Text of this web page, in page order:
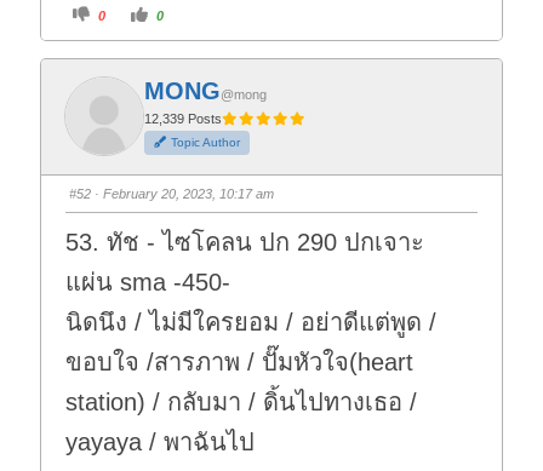
C
i
k
f
t
h
m
d
o
n
.
0
C
i
k
o
r
t
h
u
m
u
p
0
MONG@mong
12,339 Posts
Topic Author
#52 · February 20, 2023, 10:17 am
53. ทัช - ไซโคลน ปก 290 ปกเจาะ
แผ่น sma -450-
นิดนึง / ไม่มีใครยอม / อย่าดีแต่พูด /
ขอบใจ /สารภาพ / ปั๊มหัวใจ(heart
station) / กลับมา / ดิ้นไปทางเธอ /
yayaya / พาฉันไป